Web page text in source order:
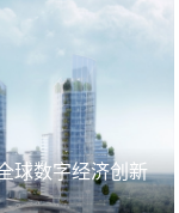
球数字经济创新